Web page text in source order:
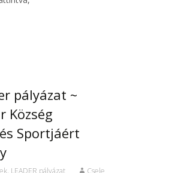
pályázat ~
Község
Sportjáért
, LEADER pályázat
Csele